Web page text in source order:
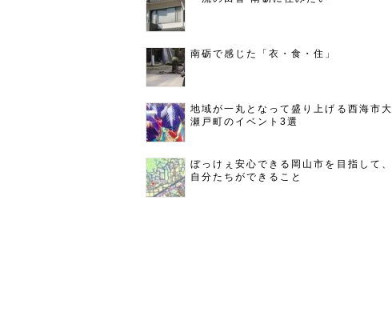
南砺で感じた「衣・食・住」
地域が一丸となって盛り上げる西海市大
瀬戸町のイベント3選
ぼっけぇ安心できる岡山市を目指して、
自分たちができること